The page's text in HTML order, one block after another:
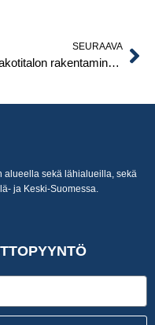
SEURAAVA
Omakotitalon rakentaminen Pirkanmaalla – mitä paikallinen talotehdas tarjoaa?
alueella sekä lähialueilla, sekä
ja Keski-Suomessa.